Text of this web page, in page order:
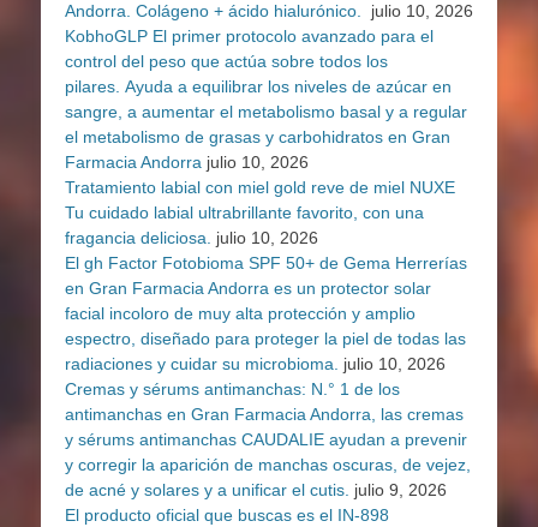
Andorra. Colágeno + ácido hialurónico.
julio 10, 2026
KobhoGLP El primer protocolo avanzado para el
control del peso que actúa sobre todos los
pilares. Ayuda a equilibrar los niveles de azúcar en
sangre, a aumentar el metabolismo basal y a regular
el metabolismo de grasas y carbohidratos en Gran
Farmacia Andorra julio 10, 2026
Tratamiento labial con miel gold reve de miel NUXE
Tu cuidado labial ultrabrillante favorito, con una
fragancia deliciosa.
julio 10, 2026
El gh Factor Fotobioma SPF 50+ de Gema Herrerías
en Gran Farmacia Andorra es un protector solar
facial incoloro de muy alta protección y amplio
espectro, diseñado para proteger la piel de todas las
radiaciones y cuidar su microbioma.
julio 10, 2026
Cremas y sérums antimanchas: N.° 1 de los
antimanchas en Gran Farmacia Andorra, las cremas
y sérums antimanchas CAUDALIE ayudan a prevenir
y corregir la aparición de manchas oscuras, de vejez,
de acné y solares y a unificar el cutis. julio 9, 2026
El producto oficial que buscas es el IN-898